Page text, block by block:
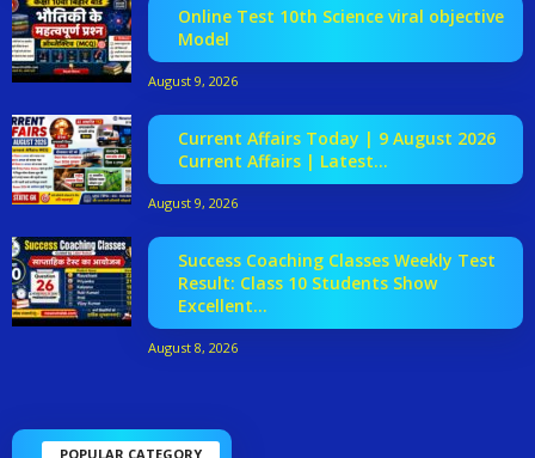
Online Test 10th Science viral objective
Model
August 9, 2026
Current Affairs Today | 9 August 2026
Current Affairs | Latest...
August 9, 2026
Success Coaching Classes Weekly Test
Result: Class 10 Students Show
Excellent...
August 8, 2026
POPULAR CATEGORY